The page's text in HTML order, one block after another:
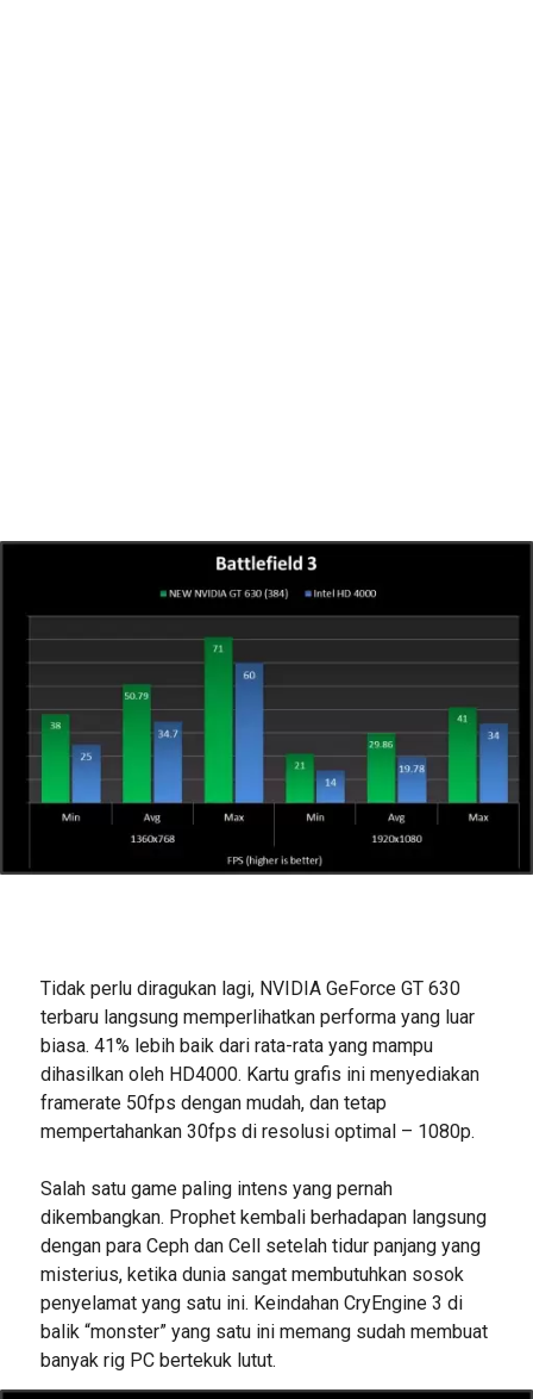
Tidak perlu diragukan lagi, NVIDIA GeForce GT 630
terbaru langsung memperlihatkan performa yang luar
biasa. 41% lebih baik dari rata-rata yang mampu
dihasilkan oleh HD4000. Kartu grafis ini menyediakan
framerate 50fps dengan mudah, dan tetap
mempertahankan 30fps di resolusi optimal – 1080p.
Salah satu game paling intens yang pernah
dikembangkan. Prophet kembali berhadapan langsung
dengan para Ceph dan Cell setelah tidur panjang yang
misterius, ketika dunia sangat membutuhkan sosok
penyelamat yang satu ini. Keindahan CryEngine 3 di
balik “monster” yang satu ini memang sudah membuat
banyak rig PC bertekuk lutut.